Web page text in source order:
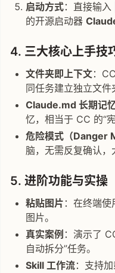
启动方式：直接输入
的开源启动器
4. 三大核心上手技
文件夹即上下文：
同任务建立独立文件
Claude.md 长期记
忆，相当于 CC 的“宪
危险模式（Danger
脑，无需反复确认，
5. 进阶功能与实操
粘贴图片 ：在终端使
图片。
真实案例 ：演示了
自动拆分”任务。
Skill 工作流：支持